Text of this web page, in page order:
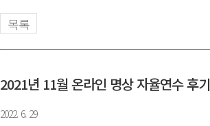
목록
2021년 11월 온라인 명상 자율연수 후기
2022. 6. 29